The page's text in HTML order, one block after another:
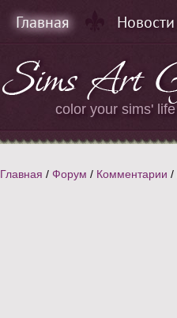
Главная Новости
color your sims' life
Главная / Форум / Комментарии /